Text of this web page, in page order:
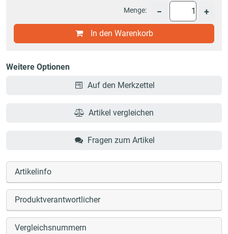
Menge: − +
In den Warenkorb
Weitere Optionen
Auf den Merkzettel
Artikel vergleichen
Fragen zum Artikel
Artikelinfo
Produktverantwortlicher
Vergleichsnummern